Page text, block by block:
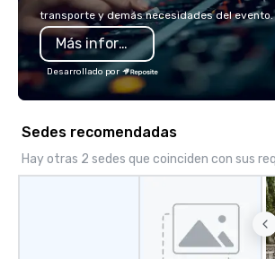
transporte y demás necesidades del evento.
Más información
Desarrollado por
Sedes recomendadas
Hay otras 2 sedes que coinciden con sus